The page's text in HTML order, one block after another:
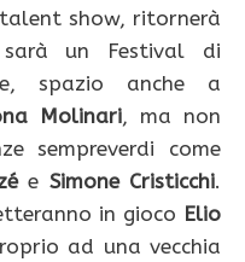
show, ritornerà
un Festival di
spazio anche a
Molinari, ma non
sempreverdi come
e Simone Cristicchi.
in gioco Elio
ad una vecchia